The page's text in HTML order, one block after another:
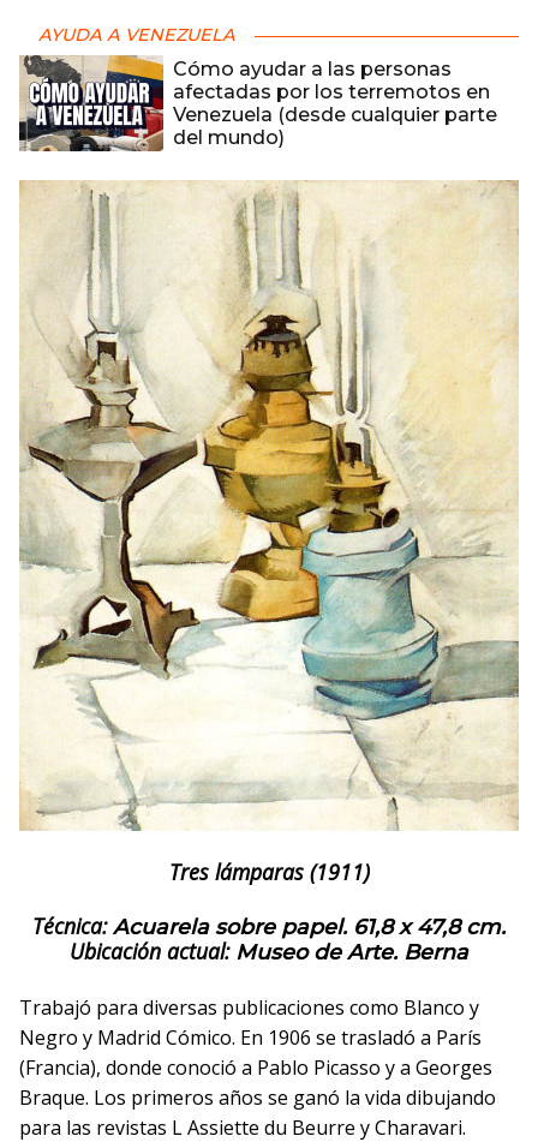
AYUDA A VENEZUELA
Cómo ayudar a las personas
afectadas por los terremotos en
Venezuela (desde cualquier parte
del mundo)
Tres lámparas (1911)
Técnica:Acuarela sobre papel. 61,8 x 47,8 cm.
Ubicación actual:Museo de Arte. Berna
Trabajó para diversas publicaciones como Blanco y
Negro y Madrid Cómico. En 1906 se trasladó a París
(Francia), donde conoció a Pablo Picasso y a Georges
Braque. Los primeros años se ganó la vida dibujando
para las revistas L Assiette du Beurre y Charavari.